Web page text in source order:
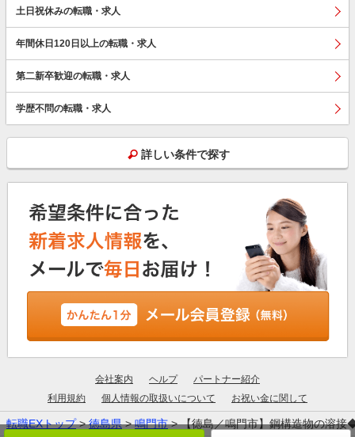
土日祝休みの転職・求人
年間休日120日以上の転職・求人
第二新卒歓迎の転職・求人
学歴不問の転職・求人
詳しい条件で探す
会社案内 ヘルプ
パートナー紹介
利用規約
個人情報の取扱いについて お祝い金に関して
転職EXトップ>徳島県>鳴門市> 【徳島／鳴門市】鋼構造物の溶接